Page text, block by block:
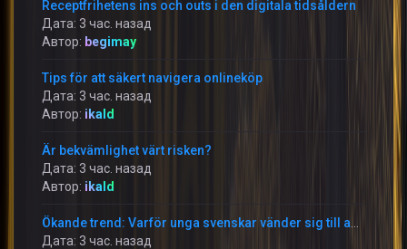
Receptfrihetens ins och outs i den digitala tidsåldern
Дата: 3 час. назад
Автор: begimay
Tips för att säkert navigera onlineköp
Дата: 3 час. назад
Автор: ikald
Är bekvämlighet värt risken?
Дата: 3 час. назад
Автор: ikald
Дата: 3 час. назад